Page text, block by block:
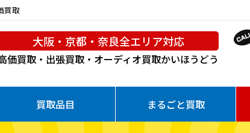
買取
大阪・京都・奈良全エリア対応
価買取・出張買取・オーディオ買取かいほうどう
買取品目 まるごと買取